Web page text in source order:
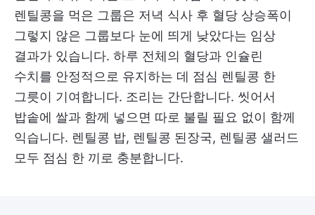
렌틸콩을 먹은 그룹은 저녁 식사 후 혈당 상승폭이
그렇지 않은 그룹보다 눈에 띄게 낮았다는 임상
결과가 있습니다. 하루 전체의 혈당과 인슐린
수치를 안정적으로 유지하는 데 점심 렌틸콩 한
그릇이 기여합니다. 조리는 간단합니다. 씻어서
밥솥에 쌀과 함께 넣으면 따로 불릴 필요 없이 함께
익습니다. 렌틸콩 밥, 렌틸콩 된장국, 렌틸콩 샐러드
모두 점심 한 끼로 충분합니다.